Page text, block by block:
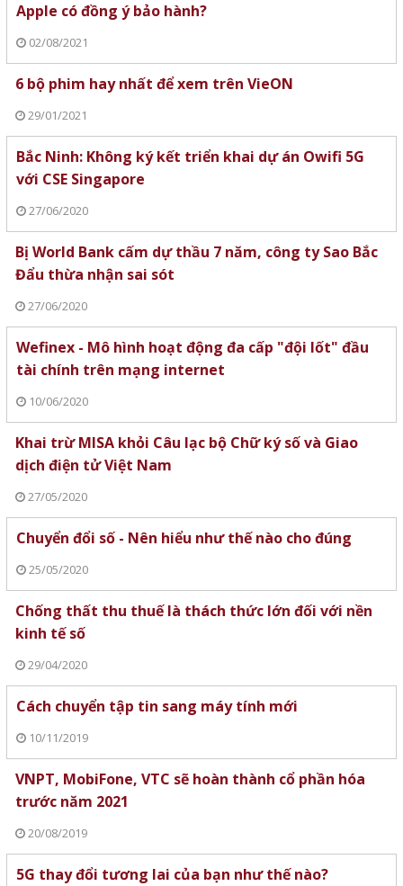
Apple có đồng ý bảo hành?
02/08/2021
6 bộ phim hay nhất để xem trên VieON
29/01/2021
Bắc Ninh: Không ký kết triển khai dự án Owifi 5G
với CSE Singapore
27/06/2020
Bị World Bank cấm dự thầu 7 năm, công ty Sao Bắc
Đẩu thừa nhận sai sót
27/06/2020
Wefinex - Mô hình hoạt động đa cấp "đội lốt" đầu
tài chính trên mạng internet
10/06/2020
Khai trừ MISA khỏi Câu lạc bộ Chữ ký số và Giao
dịch điện tử Việt Nam
27/05/2020
Chuyển đổi số - Nên hiểu như thế nào cho đúng
25/05/2020
Chống thất thu thuế là thách thức lớn đối với nền
kinh tế số
29/04/2020
Cách chuyển tập tin sang máy tính mới
10/11/2019
VNPT, MobiFone, VTC sẽ hoàn thành cổ phần hóa
trước năm 2021
20/08/2019
5G thay đổi tương lai của bạn như thế nào?